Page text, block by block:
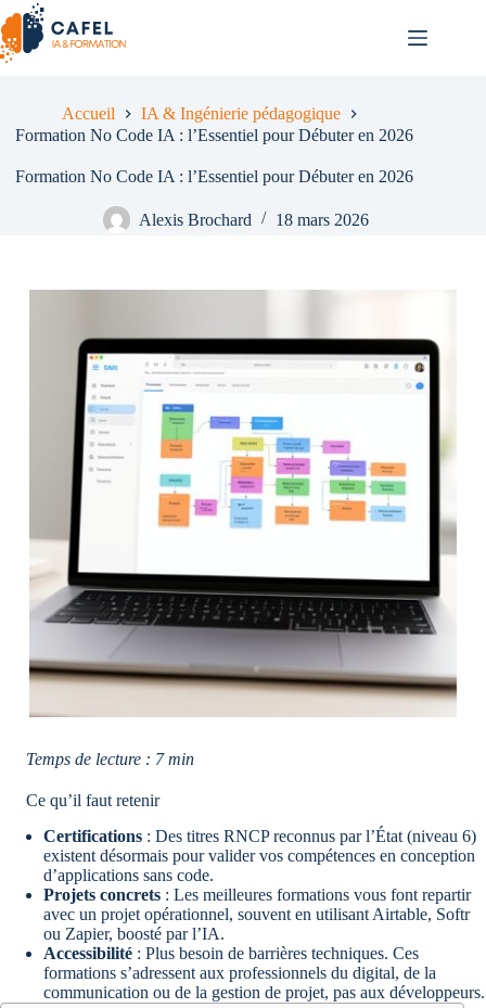
Passer
au
contenu
Accueil
IA & Ingénierie pédagogique
Formation No Code IA : l’Essentiel pour Débuter en 2026
Formation No Code IA : l’Essentiel pour Débuter en 2026
Alexis Brochard 18 mars 2026
Temps de lecture : 7 min
Ce qu’il faut retenir
Certifications : Des titres RNCP reconnus par l’État (niveau 6)
existent désormais pour valider vos compétences en conception
d’applications sans code.
Projets concrets : Les meilleures formations vous font repartir
avec un projet opérationnel, souvent en utilisant Airtable, Softr
ou Zapier, boosté par l’IA.
Accessibilité : Plus besoin de barrières techniques. Ces
formations s’adressent aux professionnels du digital, de la
communication ou de la gestion de projet, pas aux développeurs.